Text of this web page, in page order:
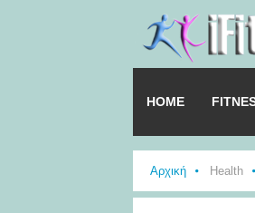
HOME
Αρχική Health